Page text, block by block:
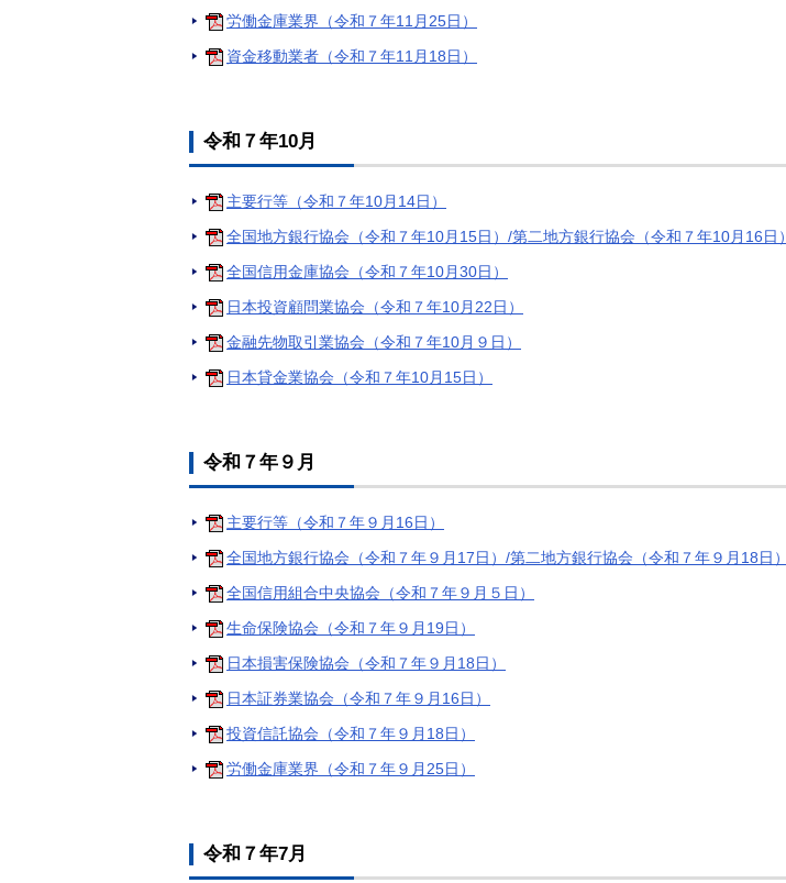
労働金庫業界（令和７年11月25日）
資金移動業者（令和７年11月18日）
令和７年10月
主要行等（令和７年10月14日）
全国地方銀行協会（令和７年10月15日）/第二地方銀行協会（令和７年10月16日）
全国信用金庫協会（令和７年10月30日）
日本投資顧問業協会（令和７年10月22日）
金融先物取引業協会（令和７年10月９日）
日本貸金業協会（令和７年10月15日）
令和７年９月
主要行等（令和７年９月16日）
全国地方銀行協会（令和７年９月17日）/第二地方銀行協会（令和７年９月18日）
全国信用組合中央協会（令和７年９月５日）
生命保険協会（令和７年９月19日）
日本損害保険協会（令和７年９月18日）
日本証券業協会（令和７年９月16日）
投資信託協会（令和７年９月18日）
労働金庫業界（令和７年９月25日）
令和７年7月